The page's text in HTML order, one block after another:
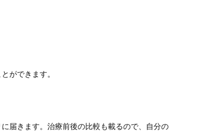
ができます。
届きます。治療前後の比較も載るので、自分の